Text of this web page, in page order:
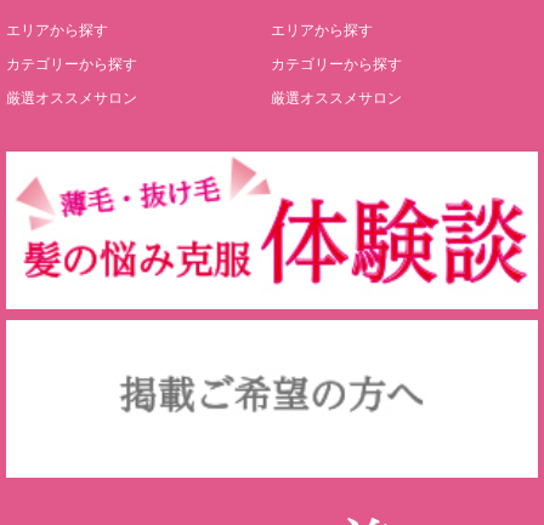
エリアから探す
カテゴリーから探す
厳選オススメサロン
エリアから探す
カテゴリーから探す
厳選オススメサロン